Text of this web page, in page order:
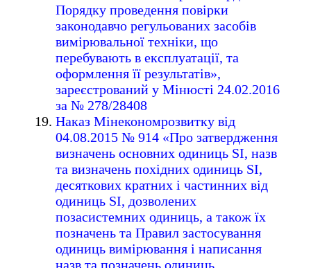
Порядку проведення повірки
законодавчо регульованих засобів
вимірювальної техніки, що
перебувають в експлуатації, та
оформлення її результатів»,
зареєстрований у Мінюсті 24.02.2016
за № 278/28408
Наказ Мінекономрозвитку від
04.08.2015 № 914 «Про затвердження
визначень основних одиниць SI, назв
та визначень похідних одиниць SI,
десяткових кратних і частинних від
одиниць SI, дозволених
позасистемних одиниць, а також їх
позначень та Правил застосування
одиниць вимірювання і написання
назв та позначень одиниць